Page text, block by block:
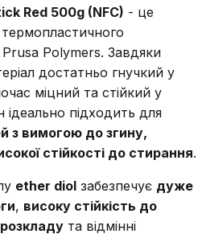
Red 500g (NFC) - це
термопластичного
Prusa Polymers. Завдяки
достатньо гнучкий у
міцний та стійкий у
ідеально підходить для
з вимогою до згину,
стійкості до стирання.
ether diol забезпечує дуже
, високу стійкість до
розкладу та відмінні